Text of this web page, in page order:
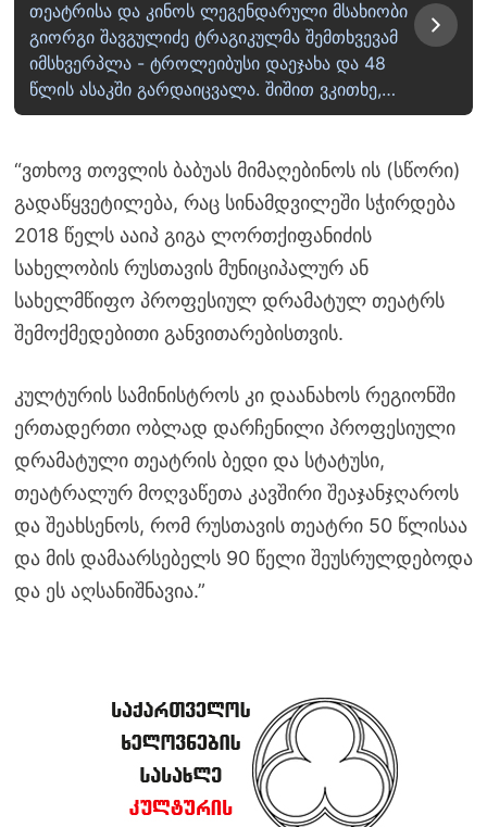
თეატრისა და კინოს ლეგენდარული მსახიობი
გიორგი შავგულიძე ტრაგიკულმა შემთხვევამ
იმსხვერპლა - ტროლეიბუსი დაეჯახა და 48
წლის ასაკში გარდაიცვალა. შიშით ვკითხე,…
“ვთხოვ თოვლის ბაბუას მიმაღებინოს ის (სწორი)
გადაწყვეტილება, რაც სინამდვილეში სჭირდება
2018 წელს ააიპ გიგა ლორთქიფანიძის
სახელობის რუსთავის მუნიციპალურ ან
სახელმწიფო პროფესიულ დრამატულ თეატრს
შემოქმედებითი განვითარებისთვის.
კულტურის სამინისტროს კი დაანახოს რეგიონში
ერთადერთი ობლად დარჩენილი პროფესიული
დრამატული თეატრის ბედი და სტატუსი,
თეატრალურ მოღვაწეთა კავშირი შეაჯანჯღაროს
და შეახსენოს, რომ რუსთავის თეატრი 50 წლისაა
და მის დამაარსებელს 90 წელი შეუსრულდებოდა
და ეს აღსანიშნავია.”